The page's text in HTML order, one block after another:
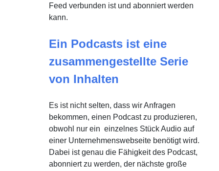
Feed verbunden ist und abonniert werden
kann.
Ein Podcasts ist eine
zusammengestellte Serie
von Inhalten
Es ist nicht selten, dass wir Anfragen
bekommen, einen Podcast zu produzieren,
obwohl nur ein einzelnes Stück Audio auf
einer Unternehmenswebseite benötigt wird.
Dabei ist genau die Fähigkeit des Podcast,
abonniert zu werden, der nächste große